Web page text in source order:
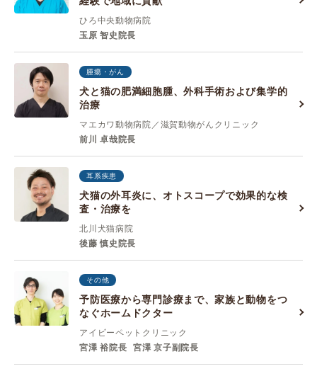
ひろ中央動物病院
玉原 智史院長
腫瘍・がん
犬と猫の肥満細胞腫、外科手術および集学的
治療
マエカワ動物病院／滋賀動物がんクリニック
前川 卓哉院長
耳系疾患
犬猫の外耳炎に、オトスコープで効果的な検
査・治療を
北川犬猫病院
後藤 慎史院長
その他
予防医療から専門診療まで、家族と動物をつ
なぐホームドクター
アイビーペットクリニック
宮澤 裕院長
宮澤 京子副院長